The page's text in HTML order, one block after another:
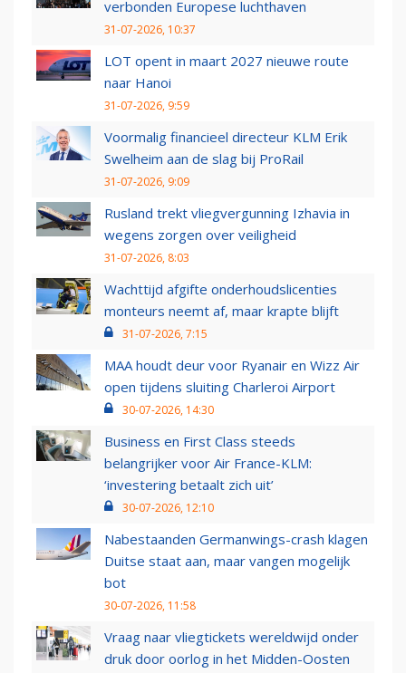
verbonden Europese luchthaven
31-07-2026, 10:37
LOT opent in maart 2027 nieuwe route
naar Hanoi
31-07-2026, 9:59
Voormalig financieel directeur KLM Erik
Swelheim aan de slag bij ProRail
31-07-2026, 9:09
Rusland trekt vliegvergunning Izhavia in
wegens zorgen over veiligheid
31-07-2026, 8:03
Wachttijd afgifte onderhoudslicenties
monteurs neemt af, maar krapte blijft
31-07-2026, 7:15
MAA houdt deur voor Ryanair en Wizz Air
open tijdens sluiting Charleroi Airport
30-07-2026, 14:30
Business en First Class steeds
belangrijker voor Air France-KLM:
‘investering betaalt zich uit’
30-07-2026, 12:10
Nabestaanden Germanwings-crash klagen
Duitse staat aan, maar vangen mogelijk
bot
30-07-2026, 11:58
Vraag naar vliegtickets wereldwijd onder
druk door oorlog in het Midden-Oosten